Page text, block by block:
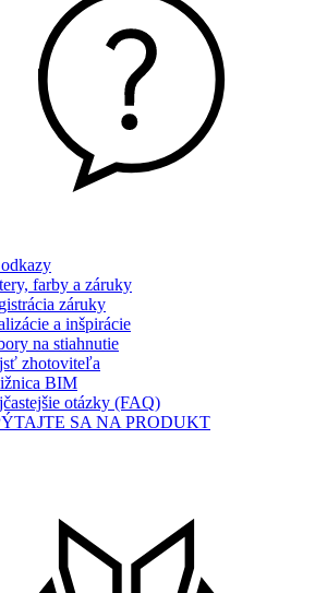
farby a záruky
záruky
a inšpirácie
na stiahnutie
zhotoviteľa
BIM
otázky (FAQ)
SA NA PRODUKT